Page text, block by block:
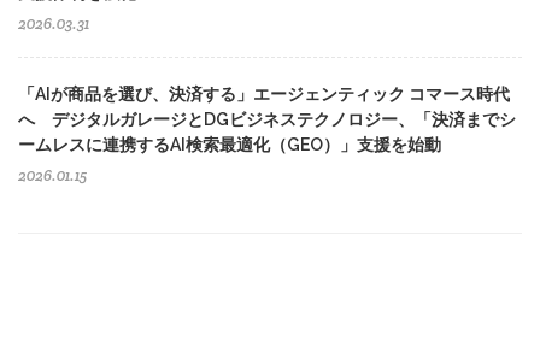
2026.03.31
「AIが商品を選び、決済する」エージェンティック コマース時代
へ デジタルガレージとDGビジネステクノロジー、「決済までシ
ームレスに連携するAI検索最適化（GEO）」支援を始動
2026.01.15